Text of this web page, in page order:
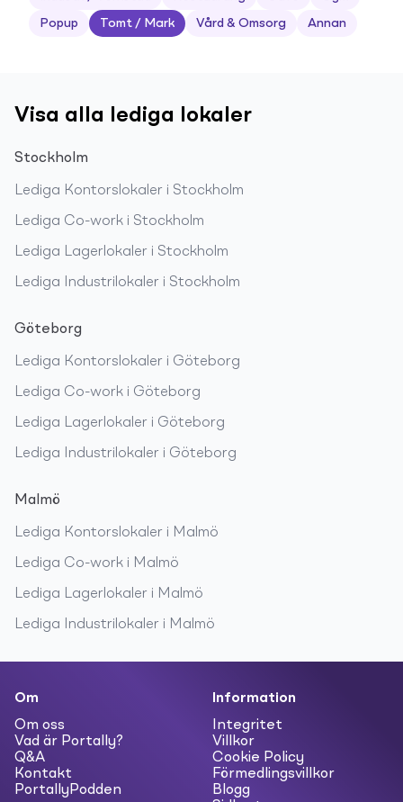
Popup Tomt / Mark Vård & Omsorg Annan
Visa alla lediga lokaler
Stockholm
Lediga Kontorslokaler i Stockholm
Lediga Co-work i Stockholm
Lediga Lagerlokaler i Stockholm
Lediga Industrilokaler i Stockholm
Göteborg
Lediga Kontorslokaler i Göteborg
Lediga Co-work i Göteborg
Lediga Lagerlokaler i Göteborg
Lediga Industrilokaler i Göteborg
Malmö
Lediga Kontorslokaler i Malmö
Lediga Co-work i Malmö
Lediga Lagerlokaler i Malmö
Lediga Industrilokaler i Malmö
Om
Om oss
Vad är Portally?
Q&A
Kontakt
PortallyPodden
Information
Integritet
Villkor
Cookie Policy
Förmedlingsvillkor
Blogg